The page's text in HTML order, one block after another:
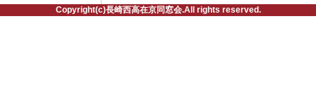
Copyright(c)長崎西高在京同窓会.All rights reserved.